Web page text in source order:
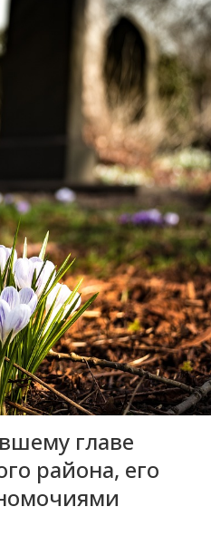
главе
района, его